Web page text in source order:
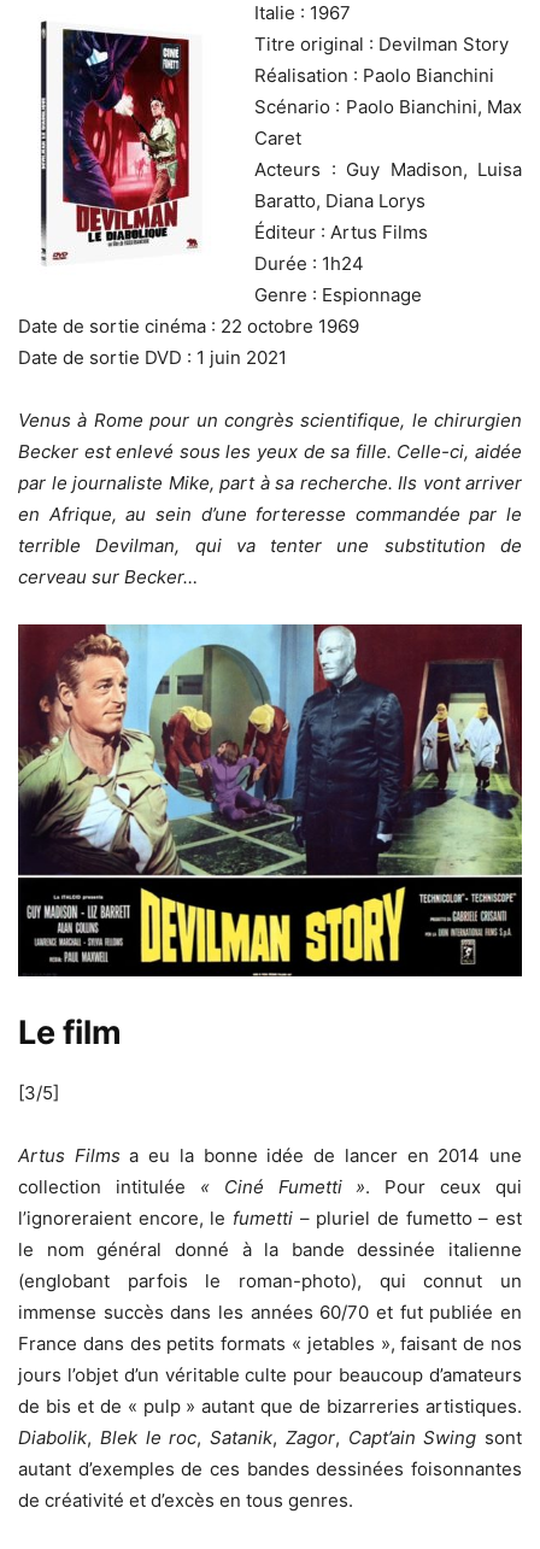
Italie : 1967
Titre original : Devilman Story
Réalisation : Paolo Bianchini
Scénario : Paolo Bianchini, Max
Caret
Acteurs : Guy Madison, Luisa
Baratto, Diana Lorys
Éditeur : Artus Films
Durée : 1h24
Genre : Espionnage
Date de sortie cinéma : 22 octobre 1969
Date de sortie DVD : 1 juin 2021
Venus à Rome pour un congrès scientifique, le chirurgien
Becker est enlevé sous les yeux de sa fille. Celle-ci, aidée
par le journaliste Mike, part à sa recherche. Ils vont arriver
en Afrique, au sein d’une forteresse commandée par le
terrible Devilman, qui va tenter une substitution de
cerveau sur Becker…
Le film
[3/5]
Artus Films a eu la bonne idée de lancer en 2014 une
collection intitulée « Ciné Fumetti ». Pour ceux qui
l’ignoreraient encore, le fumetti – pluriel de fumetto – est
le nom général donné à la bande dessinée italienne
(englobant parfois le roman-photo), qui connut un
immense succès dans les années 60/70 et fut publiée en
France dans des petits formats « jetables », faisant de nos
jours l’objet d’un véritable culte pour beaucoup d’amateurs
de bis et de « pulp » autant que de bizarreries artistiques.
Diabolik, Blek le roc, Satanik, Zagor, Capt’ain Swing sont
autant d’exemples de ces bandes dessinées foisonnantes
de créativité et d’excès en tous genres.